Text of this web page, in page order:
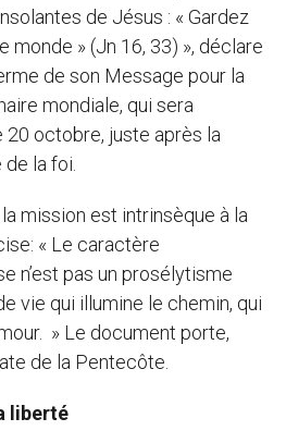
de Jésus : « Gardez
monde » (Jn 16, 33) », déclare
de son Message pour la
mondiale, qui sera
octobre, juste après la
la foi.
mission est intrinsèque à la
« Le caractère
n’est pas un prosélytisme
vie qui illumine le chemin, qui
» Le document porte,
de la Pentecôte.
liberté